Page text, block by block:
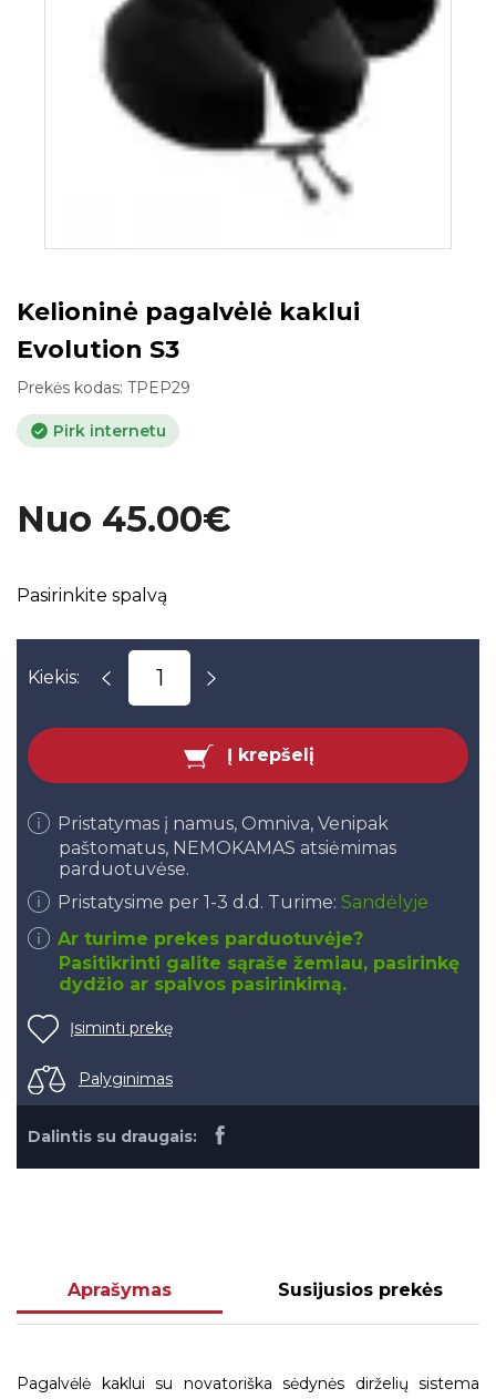
Kelioninė pagalvėlė kaklui
Evolution S3
Prekės kodas: TPEP29
Pirk internetu
Nuo 45.00€
Pasirinkite spalvą
Kiekis:
Į krepšelį
Pristatymas į namus, Omniva, Venipak
paštomatus, NEMOKAMAS atsiėmimas
parduotuvėse.
Pristatysime per 1-3 d.d. Turime: Sandėlyje
Ar turime prekes parduotuvėje?
Pasitikrinti galite sąraše žemiau, pasirinkę
dydžio ar spalvos pasirinkimą.
Įsiminti prekę
Palyginimas
Dalintis su draugais:
Aprašymas Susijusios prekės
Pagalvėlė kaklui su novatoriška sėdynės dirželių sistema